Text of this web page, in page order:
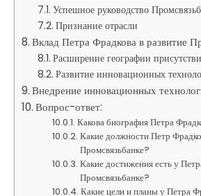
Успешное руководство
Признание отрасли
Вклад Петра Фрадкова в развитие
Расширение географии
Развитие инновационных
Внедрение инновационных
Вопрос-ответ:
Какова биография Петра
Какие должности Петр
Промсвязьбанке?
Какие достижения есть у
Промсвязьбанке?
Какие цели и планы у Петра